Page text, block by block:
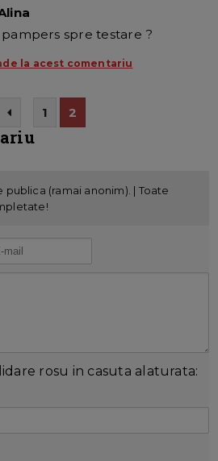
spre testare ?
la acest comentariu
1 2
publica (ramai anonim). | Toate
rosu in casuta alaturata: